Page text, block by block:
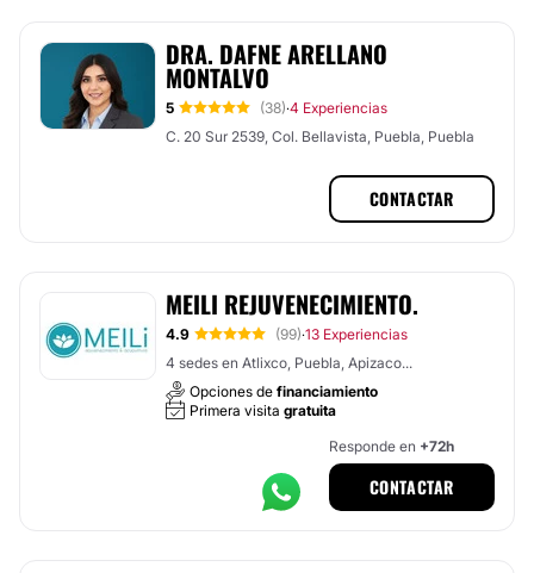
DRA. DAFNE ARELLANO
MONTALVO
5 (38)·4 Experiencias
C. 20 Sur 2539, Col. Bellavista, Puebla, Puebla
CONTACTAR
MEILI REJUVENECIMIENTO.
4.9 (99)·13 Experiencias
4 sedes en Atlixco, Puebla, Apizaco...
Opciones de financiamiento
Primera visita gratuita
Responde en +72h
CONTACTAR